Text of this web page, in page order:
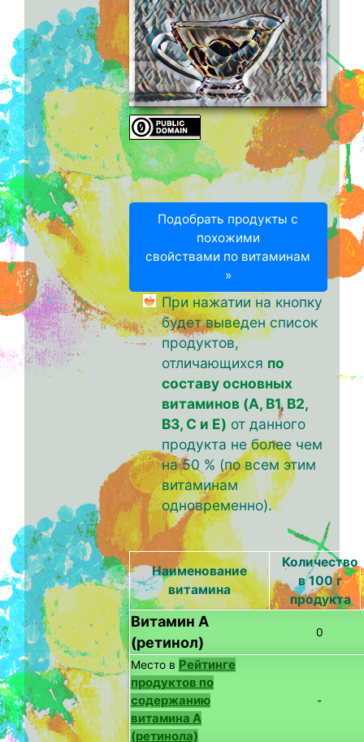
Подобрать продукты с
похожими
свойствами по витаминам
»
При нажатии на кнопку
будет выведен список
продуктов,
отличающихсяпо
составу основных
витаминов (A, B1, B2,
B3, C и E) от данного
продукта не более чем
на 50 % (по всем этим
витаминам
одновременно).
Наименование
витамина
Количество
в 100 г
продукта
Витамин А
(ретинол)
0
Место в Рейтинге
продуктов по
содержанию
витамина A
(ретинола)
-